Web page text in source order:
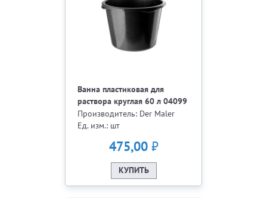
Ванна пластиковая для
раствора круглая 60 л 04099
Производитель: Der Maler
Ед. изм.: шт
475,00₽
КУПИТЬ